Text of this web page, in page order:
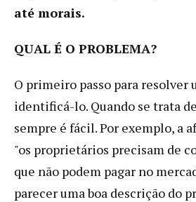
até morais.
QUAL É O PROBLEMA?
O primeiro passo para resolver
identificá-lo. Quando se trata
sempre é fácil. Por exemplo, a
"os proprietários precisam de
que não podem pagar no
parecer uma boa descrição do